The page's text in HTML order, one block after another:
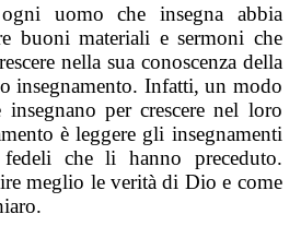
uomo che insegna abbia
buoni materiali e sermoni che
nella sua conoscenza della
insegnamento. Infatti, un modo
per crescere nel loro
è leggere gli insegnamenti
che li hanno preceduto.
meglio le verità di Dio e come